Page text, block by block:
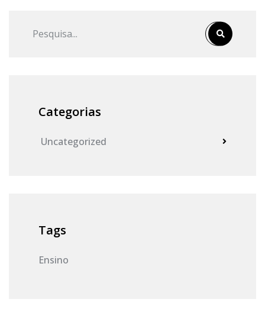
Categorias
Uncategorized
Tags
Ensino